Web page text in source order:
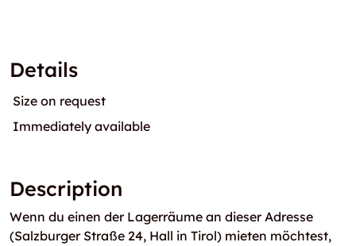
Details
Size on request
Immediately available
Description
Wenn du einen der Lagerräume an dieser Adresse
(Salzburger Straße 24, Hall in Tirol) mieten möchtest,